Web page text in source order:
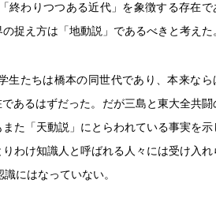
終わりつつある近代」を象徴する存在で
捉え方は「地動説」であるべきと考えた
生たちは橋本の同世代であり、本来なら
あるはずだった。だが三島と東大全共闘
た「天動説」にとらわれている事実を示
わけ知識人と呼ばれる人々には受け入れ
にはなっていない。